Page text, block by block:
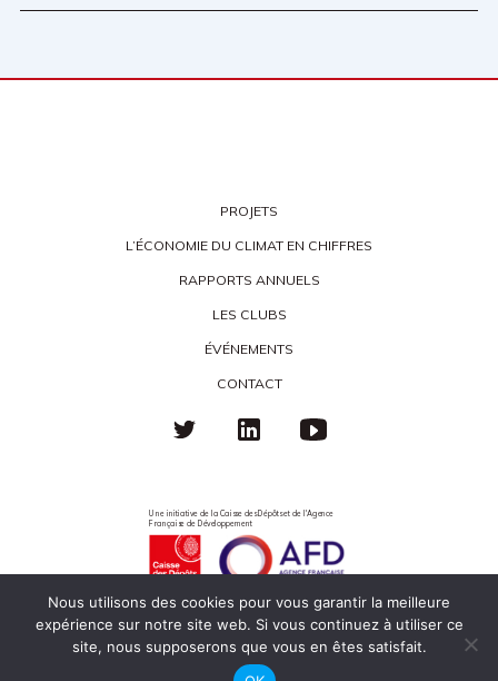
PROJETS
L’ÉCONOMIE DU CLIMAT EN CHIFFRES
RAPPORTS ANNUELS
LES CLUBS
ÉVÉNEMENTS
CONTACT
Politique de confidentialité
Mentions légales
Éco-responsabilité
Une initiative de la Caisse des Dépôts et de l'Agence
Française de Développement
Nous utilisons des cookies pour vous garantir la meilleure
expérience sur notre site web. Si vous continuez à utiliser ce
site, nous supposerons que vous en êtes satisfait.